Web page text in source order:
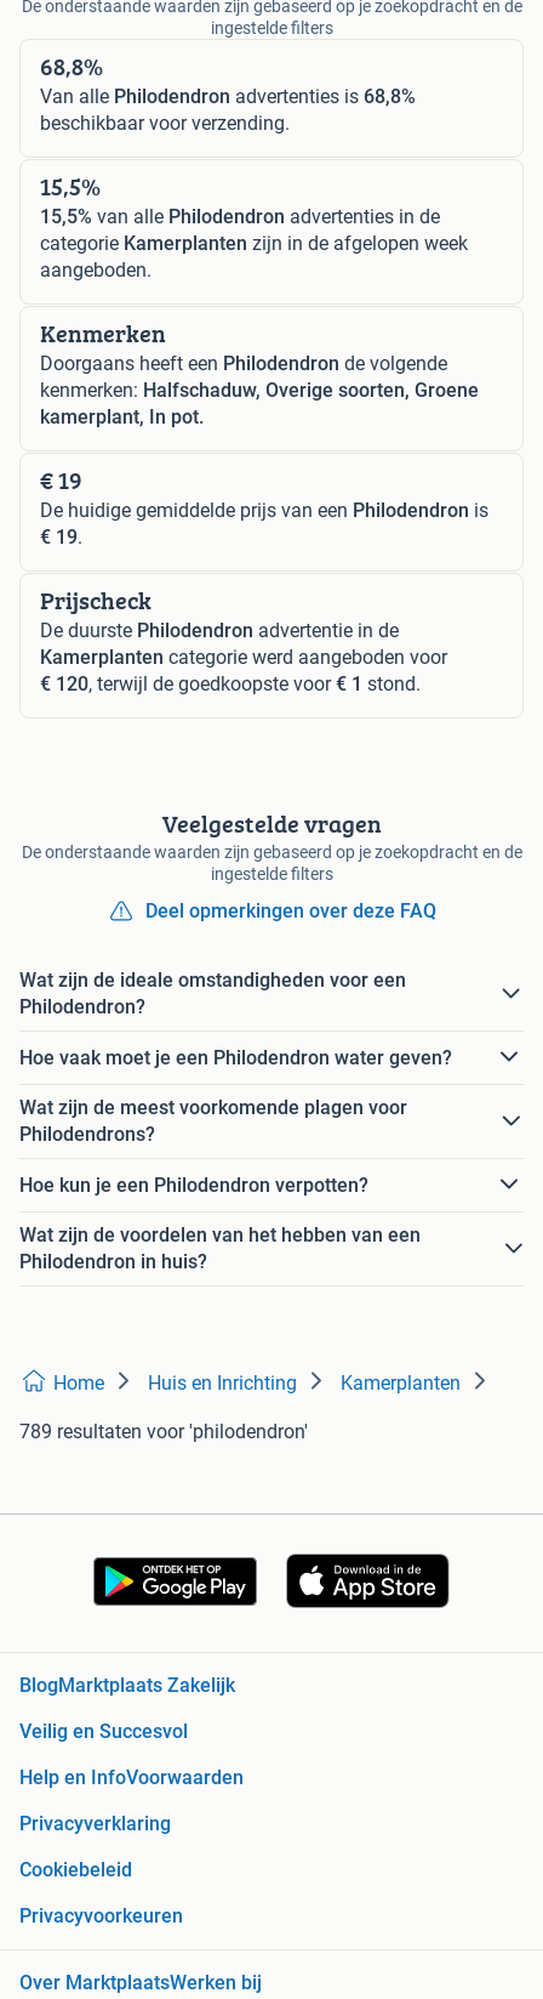
De onderstaande waarden zijn gebaseerd op je zoekopdracht en de
ingestelde filters
68,8%
Van alle Philodendron advertenties is 68,8%
beschikbaar voor verzending.
15,5%
15,5% van alle Philodendron advertenties in de
categorie Kamerplanten zijn in de afgelopen week
aangeboden.
Kenmerken
Doorgaans heeft een Philodendron de volgende
kenmerken: Halfschaduw, Overige soorten, Groene
kamerplant, In pot.
€ 19
De huidige gemiddelde prijs van een Philodendron is
€ 19.
Prijscheck
De duurste Philodendron advertentie in de
Kamerplanten categorie werd aangeboden voor
€ 120, terwijl de goedkoopste voor€ 1 stond.
Veelgestelde vragen
De onderstaande waarden zijn gebaseerd op je zoekopdracht en de
ingestelde filters
Deel opmerkingen over deze FAQ
Wat zijn de ideale omstandigheden voor een
Philodendron?
Hoe vaak moet je een Philodendron water geven?
Wat zijn de meest voorkomende plagen voor
Philodendrons?
Hoe kun je een Philodendron verpotten?
Wat zijn de voordelen van het hebben van een
Philodendron in huis?
Home Huis en Inrichting Kamerplanten
789 resultaten voor 'philodendron'
BlogMarktplaats Zakelijk
Veilig en Succesvol
Help en InfoVoorwaarden
Privacyverklaring
Cookiebeleid
Privacyvoorkeuren
Over MarktplaatsWerken bij